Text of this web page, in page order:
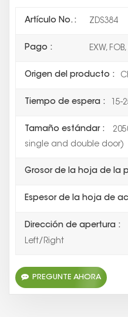
Artículo No. : ZDS384
Pago : EXW,
Origen del producto :
Tiempo de espera : 15-
Tamaño estándar :
single and double door)
Grosor de la hoja de la
Espesor de la hoja de
Dirección de apertura :
Left/Right
PREGUNTE AHORA